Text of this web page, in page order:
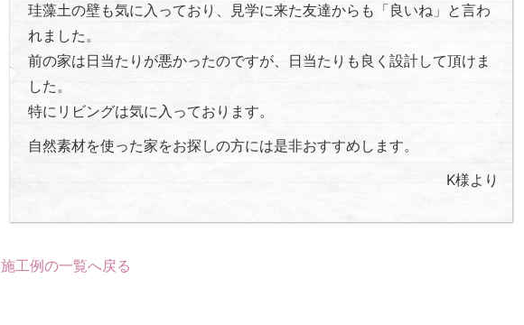
珪藻土の壁も気に入っており、見学に来た友達からも「良いね」と言わ
れました。
前の家は日当たりが悪かったのですが、日当たりも良く設計して頂けま
した。
特にリビングは気に入っております。
自然素材を使った家をお探しの方には是非おすすめします。
K様より
施工例の一覧へ戻る